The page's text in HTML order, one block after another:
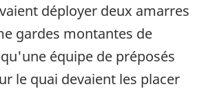
déployer deux amarres
gardes montantes de
équipe de préposés
le quai devaient les placer